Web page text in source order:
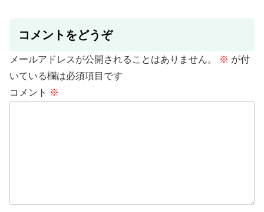
コメントをどうぞ
メールアドレスが公開されることはありません。 ※ が付
いている欄は必須項目です
コメント ※